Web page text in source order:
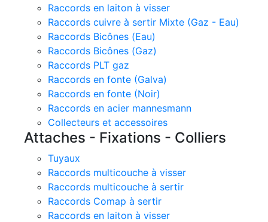
Raccords en laiton à visser
Raccords cuivre à sertir Mixte (Gaz - Eau)
Raccords Bicônes (Eau)
Raccords Bicônes (Gaz)
Raccords PLT gaz
Raccords en fonte (Galva)
Raccords en fonte (Noir)
Raccords en acier mannesmann
Collecteurs et accessoires
Attaches - Fixations - Colliers
Tuyaux
Raccords multicouche à visser
Raccords multicouche à sertir
Raccords Comap à sertir
Raccords en laiton à visser